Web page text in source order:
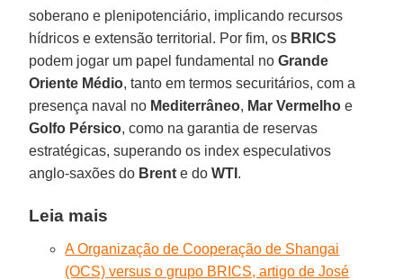
soberano e plenipotenciário, implicando recursos
hídricos e extensão territorial. Por fim, os BRICS
podem jogar um papel fundamental noGrande
Oriente Médio, tanto em termos securitários, com a
presença naval no Mediterrâneo, Mar Vermelho e
Golfo Pérsico, como na garantia de reservas
estratégicas, superando os index especulativos
anglo-saxões do Brent e doWTI .
Leia mais
A Organização de Cooperação de Shangai
(OCS) versus o grupo BRICS, artigo de José